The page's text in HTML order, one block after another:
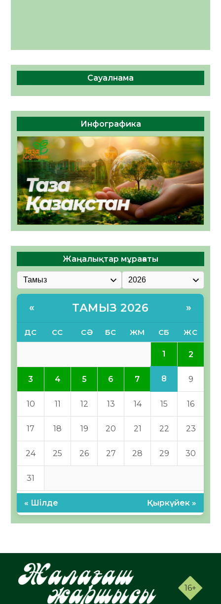
Сауалнама
Инфографика
Жаңалықтар мұрағаты
« ТАМЫЗ 2026 »
ДС СС СӘ БС ЖМ СБ ЖС
1 2
3 4 5 6 7 8 9
10 11 12 13 14 15 16
17 18 19 20 21 22 23
24 25 26 27 28 29 30
31
« Шілде Қыркүйек »
16+